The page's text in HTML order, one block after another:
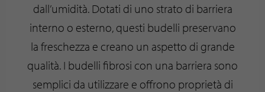
dall’umidità. Dotati di uno strato di barriera
interno o esterno, questi budelli preservano
la freschezza e creano un aspetto di grande
qualità. I budelli fibrosi con una barriera sono
semplici da utilizzare e offrono proprietà di